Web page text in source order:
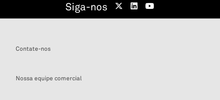
Siga-nos
Contate-nos
Nossa equipe comercial